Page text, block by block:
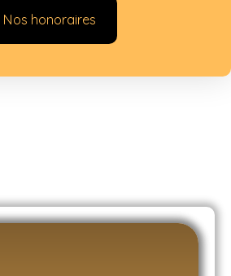
Nos honoraires